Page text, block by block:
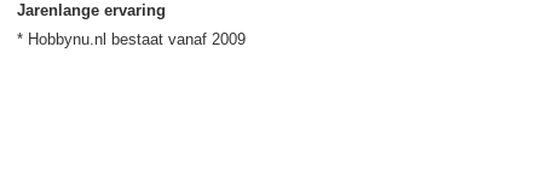
Jarenlange ervaring
* Hobbynu.nl bestaat vanaf 2009